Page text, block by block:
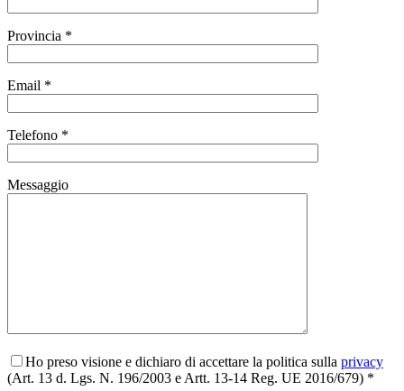
Provincia *
Email *
Telefono *
Messaggio
Ho preso visione e dichiaro di accettare la politica sulla privacy
(Art. 13 d. Lgs. N. 196/2003 e Artt. 13-14 Reg. UE 2016/679) *